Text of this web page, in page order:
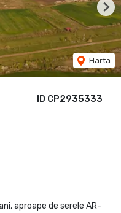
ID CP2935333
Harta
aproape de serele AR-